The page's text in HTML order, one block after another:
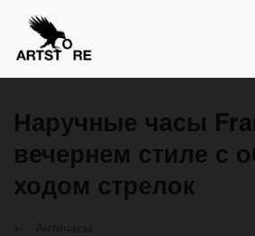
Наручные часы
вечернем стиле с
ходом стрелок